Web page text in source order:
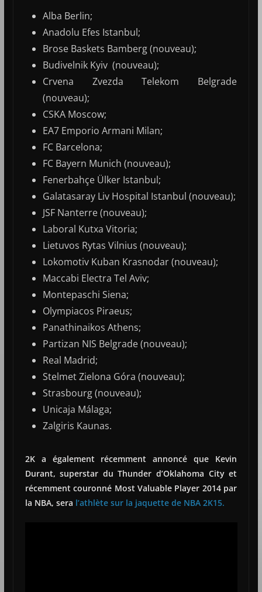
Alba Berlin;
Anadolu Efes Istanbul;
Brose Baskets Bamberg (nouveau);
Budivelnik Kyiv (nouveau);
Crvena Zvezda Telekom Belgrade
(nouveau);
CSKA Moscow;
EA7 Emporio Armani Milan;
FC Barcelona;
FC Bayern Munich (nouveau);
Fenerbahçe Ülker Istanbul;
Galatasaray Liv Hospital Istanbul (nouveau);
JSF Nanterre (nouveau);
Laboral Kutxa Vitoria;
Lietuvos Rytas Vilnius (nouveau);
Lokomotiv Kuban Krasnodar (nouveau);
Maccabi Electra Tel Aviv;
Montepaschi Siena;
Olympiacos Piraeus;
Panathinaikos Athens;
Partizan NIS Belgrade (nouveau);
Real Madrid;
Stelmet Zielona Góra (nouveau);
Strasbourg (nouveau);
Unicaja Málaga;
Zalgiris Kaunas.
2K a également récemment annoncé que Kevin
Durant, superstar du Thunder d’Oklahoma City et
récemment couronné Most Valuable Player 2014 par
la NBA, sera l’athlète sur la jaquette de NBA 2K15.